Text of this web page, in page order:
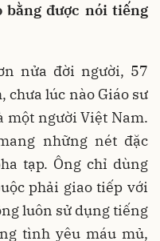
bằng được nói tiếng
nửa đời người, 57
chưa lúc nào Giáo sư
một người Việt Nam.
những nét đặc
tạp. Ông chỉ dùng
phải giao tiếp với
luôn sử dụng tiếng
tình yêu máu mủ,